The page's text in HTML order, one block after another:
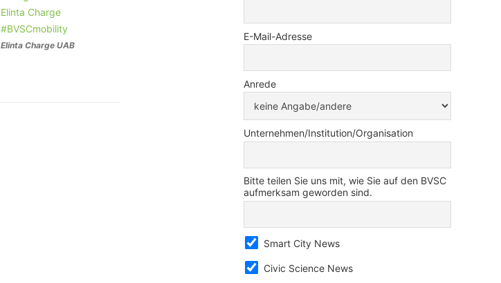
Elinta Charge UAB
E-Mail-Adresse
Anrede
Unternehmen/Institution/Organisation
Bitte teilen Sie uns mit, wie Sie auf den BVSC
aufmerksam geworden sind.
Smart City News
Civic Science News